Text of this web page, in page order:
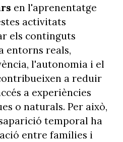
en l'aprenentatge
activitats
els continguts
entorns reals,
l'autonomia i el
a reduir
a experiències
o naturals. Per això,
temporal ha
entre famílies i